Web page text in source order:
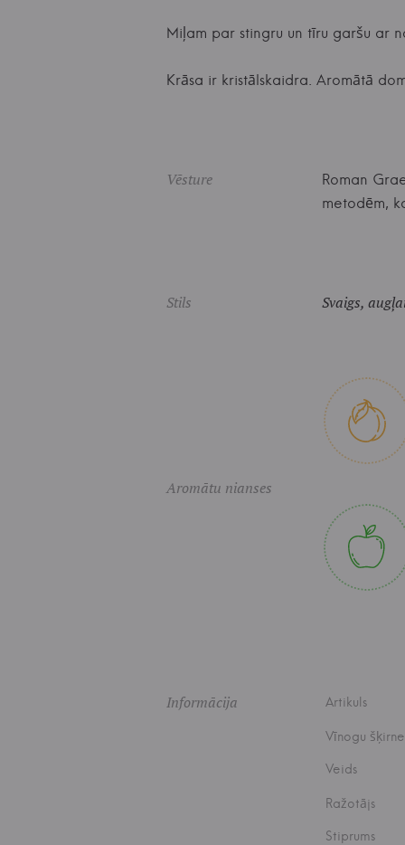
Miļam par stingru un tīru garšu ar
Krāsa ir kristālskaidra. Aromātā
Vēsture
Roman
metodēm,
Stils Svaigs,
Aromātu nianses
Informācija Artikuls
Vīnogu šķirne
Veids
Ražotājs
Stiprums